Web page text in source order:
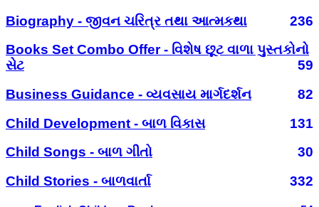
Biography - જીવન ચરિત્ર તથા આત્મકથા
236
Books Set Combo Offer - વિશેષ છૂટ વાળા પુસ્તકોનો
સેટ
59
Business Guidance - વ્યવસાય માર્ગદર્શન
82
Child Development - બાળ વિકાસ
131
Child Songs - બાળ ગીતો
30
Child Stories - બાળવાર્તા
332